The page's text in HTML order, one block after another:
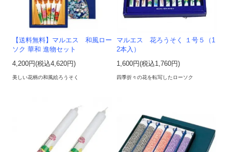
【送料無料】マルエス 和風ロー
ソク 華和 進物セット
4,200円(税込4,620円)
美しい花柄の和風絵ろうそく
マルエス 花ろうそく １号５（1
2本入）
1,600円(税込1,760円)
四季折々の花を転写したローソク